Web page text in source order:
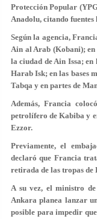
Protección Popular
Anadolu, citando fuentes
Según la agencia,
Ain al Arab (Kobani);
la ciudad de Ain Issa; en
Harab Isk; en las bases
Tabqa y en partes de
Además, Francia
petrolífero de Kabiba y
Ezzor.
Previamente, el
declaró que Francia
retirada de las tropas de
A su vez, el ministro
Ankara planea lanzar
posible para impedir